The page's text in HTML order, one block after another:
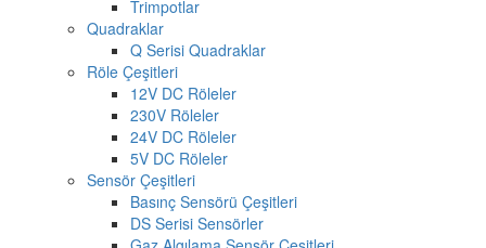
Trimpotlar
Quadraklar
Q Serisi Quadraklar
Röle Çeşitleri
12V DC Röleler
230V Röleler
24V DC Röleler
5V DC Röleler
Sensör Çeşitleri
Basınç Sensörü Çeşitleri
DS Serisi Sensörler